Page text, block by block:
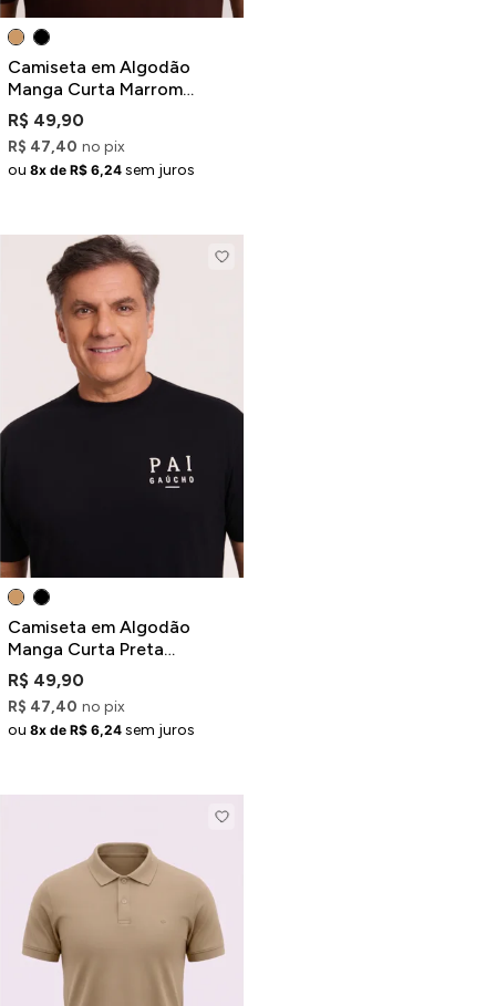
Camiseta em Algodão
Manga Curta Marrom
Estampa Pai
R$ 49,90
R$ 47,40 no pix
ou 8x de R$ 6,24 sem juros
Camiseta em Algodão
Manga Curta Preta
Estampa Pai Gaúcho
R$ 49,90
R$ 47,40 no pix
ou 8x de R$ 6,24 sem juros